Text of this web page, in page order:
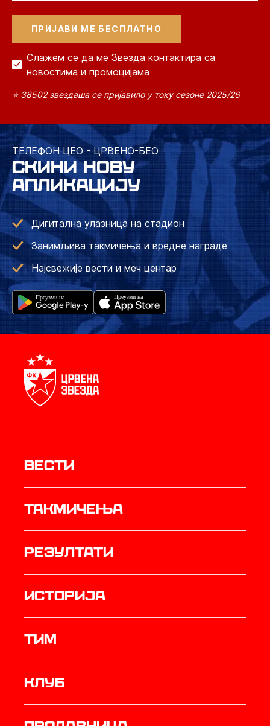
Слажем се да ме Звезда контактира са
новостима и промоцијама
⭐ 38502 звездаша се пријавило у току сезоне 2025/26
ТЕЛЕФОН ЦЕО - ЦРВЕНО-БЕО
СКИНИ НОВУ
АПЛИКАЦИЈУ
Дигитална улазница на стадион
Занимљива такмичења и вредне награде
Најсвежије вести и меч центар
Вести
Такмичења
резултати
историја
ТИМ
Клуб